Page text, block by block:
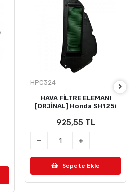
HPC324
HAVA FİLTRE ELEMANI
[ORJİNAL] Honda SH125i
925,55 TL
Sepete Ekle